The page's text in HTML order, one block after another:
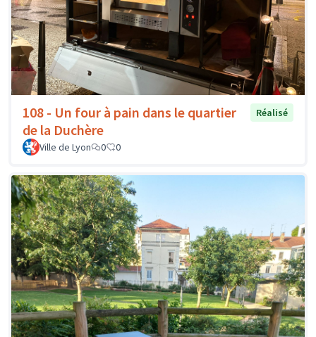
108 - Un four à pain dans le quartier
de la Duchère
Réalisé
Ville de Lyon 0 0